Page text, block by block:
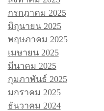
กรกฎาคม 2025
มิถุนายน 2025
พฤษภาคม 2025
เมษายน 2025
มีนาคม 2025
กุมภาพันธ์ 2025
มกราคม 2025
ธันวาคม 2024